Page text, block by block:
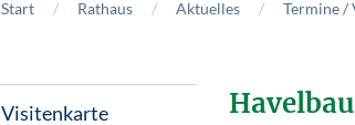
Start Rathaus Aktuelles Termine /
Visitenkarte